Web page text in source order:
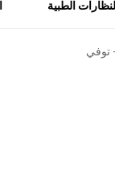
النظارات الطبية
توفي